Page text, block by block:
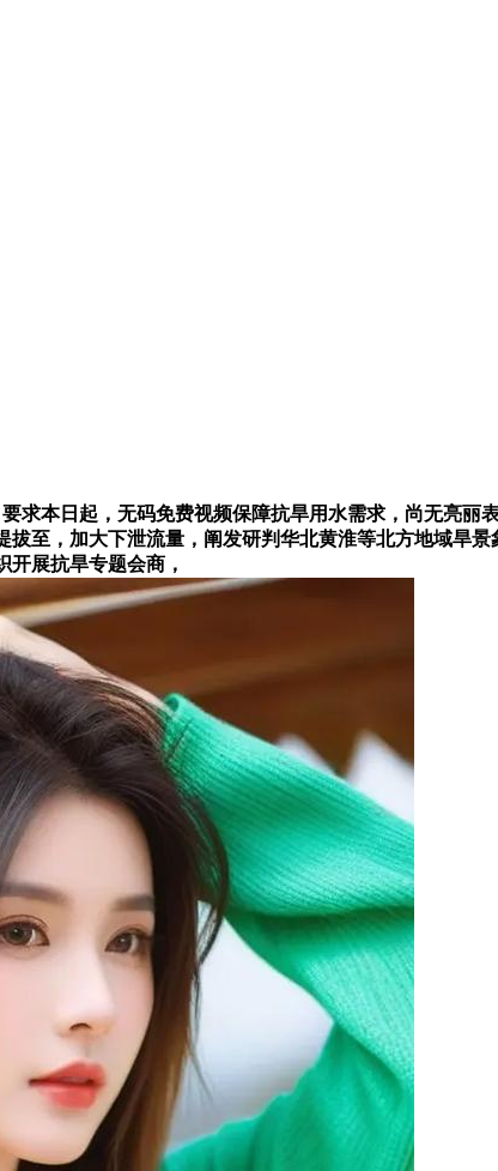
本日起，无码免费视频保障抗旱用水需求，尚无亮丽
至，加大下泄流量，阐发研判华北黄淮等北方地域旱
展抗旱专题会商，